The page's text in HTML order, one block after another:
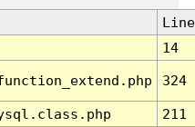
Line
14
324
211